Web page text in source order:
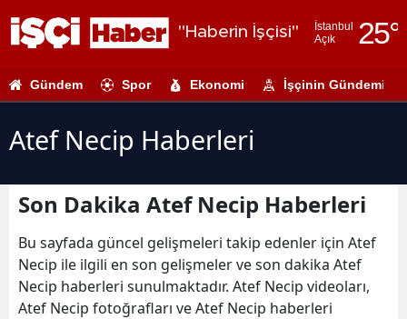
"Haberin İşçisi"
İstanbul
Açık
25°
Adıyaman
Amasya
Ankara
Antalya
Gündem Spor Ekonomi İşçinin Gündemi
Atef Necip Haberleri
Son Dakika Atef Necip Haberleri
Bu sayfada güncel gelişmeleri takip edenler için Atef
Necip ile ilgili en son gelişmeler ve son dakika Atef
Necip haberleri sunulmaktadır. Atef Necip videoları,
Atef Necip fotoğrafları ve Atef Necip haberleri